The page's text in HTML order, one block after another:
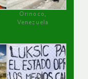
Orinoco,
Venezuela